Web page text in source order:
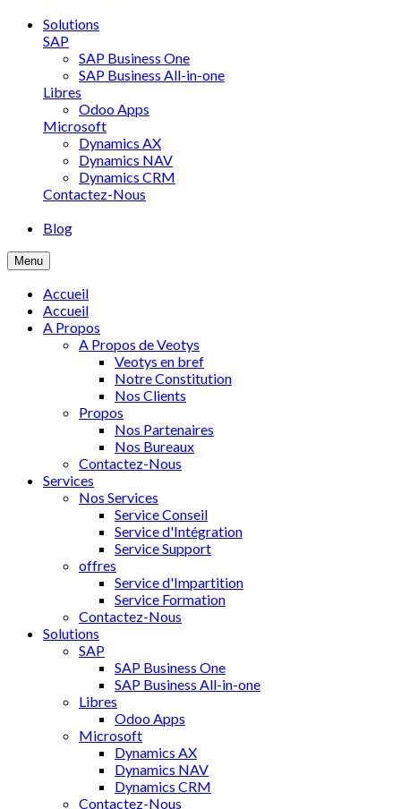
Solutions
SAP
SAP Business One
SAP Business All-in-one
Libres
Odoo Apps
Microsoft
Dynamics AX
Dynamics NAV
Dynamics CRM
Contactez-Nous
Blog
Menu
Accueil
Accueil
A Propos
A Propos de Veotys
Veotys en bref
Notre Constitution
Nos Clients
Propos
Nos Partenaires
Nos Bureaux
Contactez-Nous
Services
Nos Services
Service Conseil
Service d'Intégration
Service Support
offres
Service d'Impartition
Service Formation
Contactez-Nous
Solutions
SAP
SAP Business One
SAP Business All-in-one
Libres
Odoo Apps
Microsoft
Dynamics AX
Dynamics NAV
Dynamics CRM
Contactez-Nous